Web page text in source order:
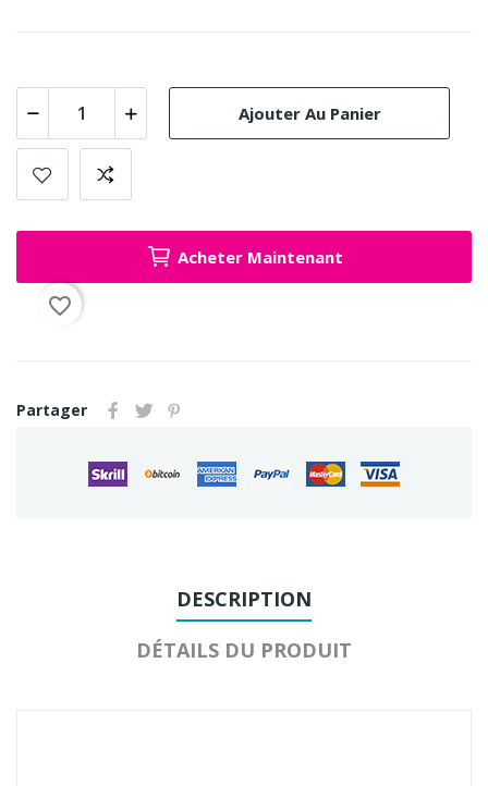
Ajouter Au Panier
Acheter Maintenant
favorite_border
Partager
DESCRIPTION
DÉTAILS DU PRODUIT